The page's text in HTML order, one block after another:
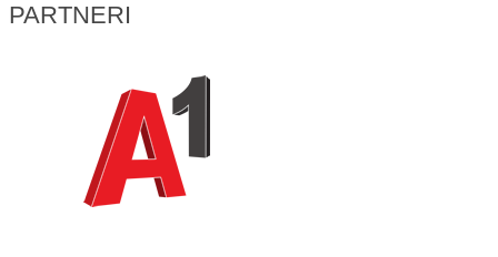
PARTNERI